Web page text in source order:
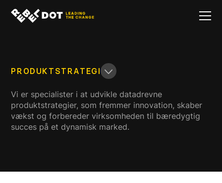
PRODUKTSTRATEGI
Vi er specialister i at udvikle datadrevne
produktstrategier, som fremmer innovation, skaber
vækst og forbereder virksomheden til bæredygtig
succes på et dynamisk marked.